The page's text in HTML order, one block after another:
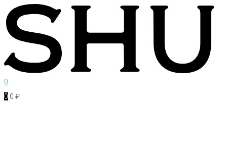
Перейти
к
контенту
0
0 0 ₽